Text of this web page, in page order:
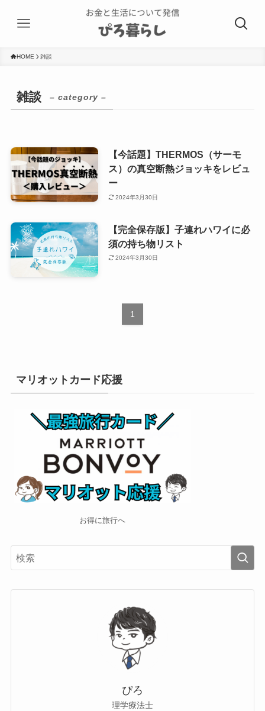
HOME 雑談
雑談 – category –
【今話題】THERMOS（サーモ
ス）の真空断熱ジョッキをレビュ
ー
2024年3月30日
【完全保存版】子連れハワイに必
須の持ち物リスト
2024年3月30日
1
マリオットカード応援
お得に旅行へ
ぴろ
理学療法士